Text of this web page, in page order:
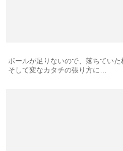
ポールが足りないので、落ちていた
そして変なカタチの張り方に…